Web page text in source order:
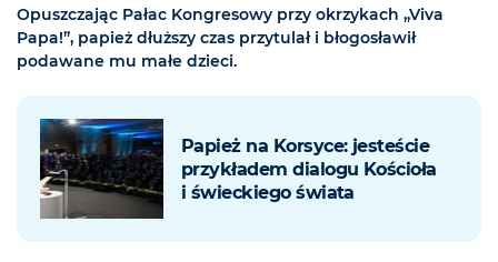
Opuszczając Pałac Kongresowy przy okrzykach „Viva
Papa!”, papież dłuższy czas przytulał i błogosławił
podawane mu małe dzieci.
Papież na Korsyce: jesteście
przykładem dialogu Kościoła
i świeckiego świata